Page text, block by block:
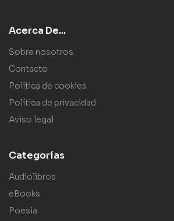
Acerca De...
Sobre nosotros
Contacto
Política de cookies
Política de privacidad
Aviso legal
Categorías
Audiolibros
eBooks
Poesía